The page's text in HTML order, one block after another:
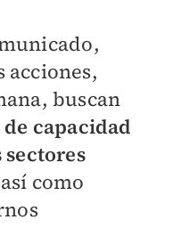
acciones,
buscan
de capacidad
así como